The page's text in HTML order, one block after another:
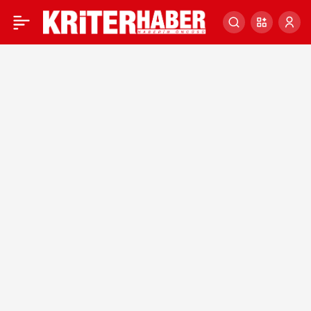
Kosova Cumhurbaşkanı 0